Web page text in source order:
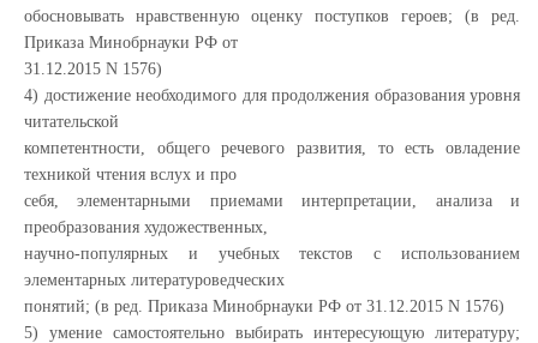
обосновывать нравственную оценку поступков героев; (в ред.
Приказа Минобрнауки РФ от
31.12.2015 N 1576)
4) достижение необходимого для продолжения образования уровня
читательской
компетентности, общего речевого развития, то есть овладение
техникой чтения вслух и про
себя, элементарными приемами интерпретации, анализа и
преобразования художественных,
научно-популярных и учебных текстов с использованием
элементарных литературоведческих
понятий; (в ред. Приказа Минобрнауки РФ от 31.12.2015 N 1576)
5) умение самостоятельно выбирать интересующую литературу;